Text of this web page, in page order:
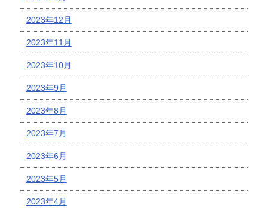
2023年12月
2023年11月
2023年10月
2023年9月
2023年8月
2023年7月
2023年6月
2023年5月
2023年4月